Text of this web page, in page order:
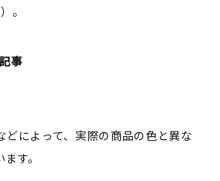
。
事
によって、実際の商品の色と異な
す。